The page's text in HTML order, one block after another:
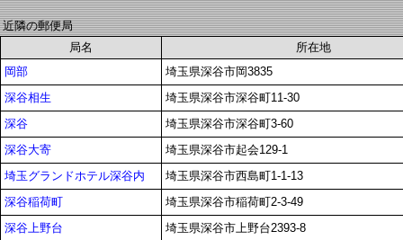
近隣の郵便局
局名
所在地
岡部
埼玉県深谷市岡3835
深谷相生
埼玉県深谷市深谷町11-30
深谷
埼玉県深谷市深谷町3-60
深谷大寄
埼玉県深谷市起会129-1
埼玉グランドホテル深谷内
埼玉県深谷市西島町1-1-13
深谷稲荷町
埼玉県深谷市稲荷町2-3-49
深谷上野台
埼玉県深谷市上野台2393-8